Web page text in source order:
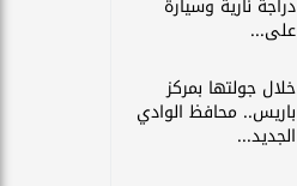
دراجة نارية وسيارة
على...
خلال جولتها بمركز
باريس.. محافظ الوادي
الجديد...